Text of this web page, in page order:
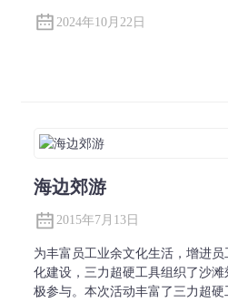
2024年10月22日
海边郊游
2015年7月13日
为丰富员工业余文化生活，增进
化建设，三力超硬工具组织了沙
极参与。本次活动丰富了三力超